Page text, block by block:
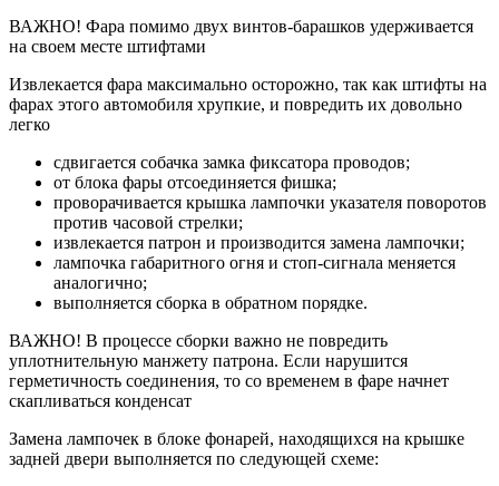
ВАЖНО! Фара помимо двух винтов-барашков удерживается
на своем месте штифтами
Извлекается фара максимально осторожно, так как штифты на
фарах этого автомобиля хрупкие, и повредить их довольно
легко
сдвигается собачка замка фиксатора проводов;
от блока фары отсоединяется фишка;
проворачивается крышка лампочки указателя поворотов
против часовой стрелки;
извлекается патрон и производится замена лампочки;
лампочка габаритного огня и стоп-сигнала меняется
аналогично;
выполняется сборка в обратном порядке.
ВАЖНО! В процессе сборки важно не повредить
уплотнительную манжету патрона. Если нарушится
герметичность соединения, то со временем в фаре начнет
скапливаться конденсат
Замена лампочек в блоке фонарей, находящихся на крышке
задней двери выполняется по следующей схеме: